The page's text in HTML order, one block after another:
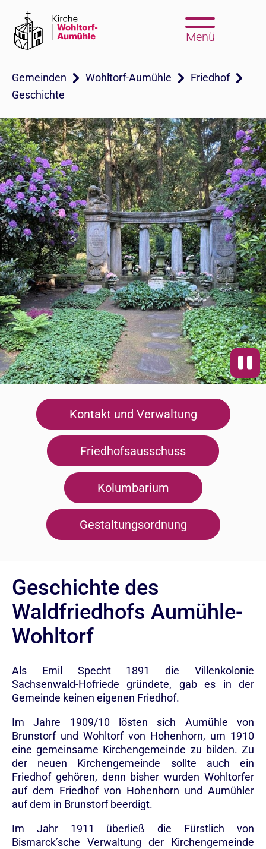
Menü
Gemeinden Wohltorf-Aumühle
Friedhof
Geschichte
Kontakt und Verwaltung
Friedhofsausschuss
Kolumbarium
Gestaltungsordnung
Geschichte des
Waldfriedhofs Aumühle-
Wohltorf
Als Emil Specht 1891 die Villenkolonie
Sachsenwald-Hofriede gründete, gab es in der
Gemeinde keinen eigenen Friedhof.
Im Jahre 1909/10 lösten sich Aumühle von
Brunstorf und Wohltorf von Hohenhorn, um 1910
eine gemeinsame Kirchengemeinde zu bilden. Zu
der neuen Kirchengemeinde sollte auch ein
Friedhof gehören, denn bisher wurden Wohltorfer
auf dem Friedhof von Hohenhorn und Aumühler
auf dem in Brunstorf beerdigt.
Im Jahr 1911 überließ die Fürstlich von
Bismarck’sche Verwaltung der Kirchengemeinde